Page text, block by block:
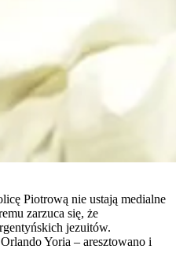
Piotrową nie ustają medialne
zarzuca się, że
jezuitów.
Yoria – aresztowano i